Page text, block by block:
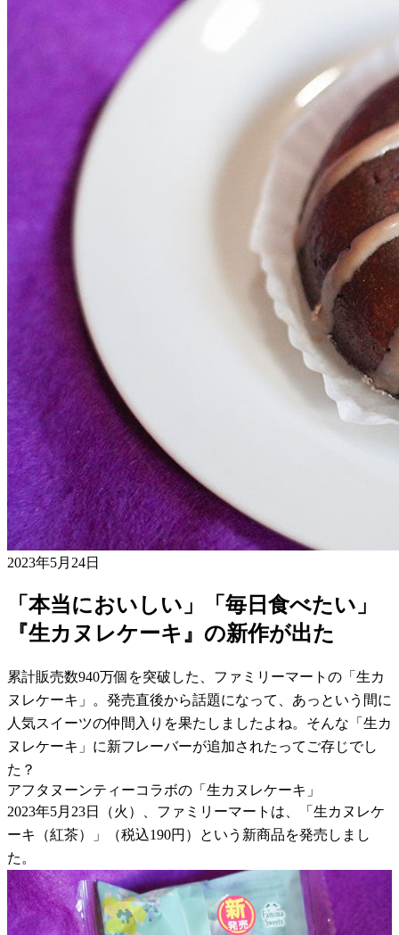
2023年5月24日
「本当においしい」「毎日食べたい」
『生カヌレケーキ』の新作が出た
累計販売数940万個を突破した、ファミリーマートの「生カ
ヌレケーキ」。発売直後から話題になって、あっという間に
人気スイーツの仲間入りを果たしましたよね。そんな「生カ
ヌレケーキ」に新フレーバーが追加されたってご存じでし
た？
アフタヌーンティーコラボの「生カヌレケーキ」
2023年5月23日（火）、ファミリーマートは、「生カヌレケ
ーキ（紅茶）」（税込190円）という新商品を発売しまし
た。